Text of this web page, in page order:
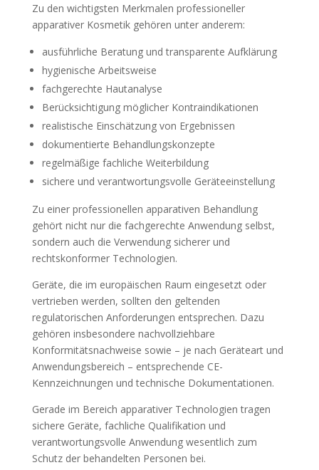
Zu den wichtigsten Merkmalen professioneller
apparativer Kosmetik gehören unter anderem:
ausführliche Beratung und transparente Aufklärung
hygienische Arbeitsweise
fachgerechte Hautanalyse
Berücksichtigung möglicher Kontraindikationen
realistische Einschätzung von Ergebnissen
dokumentierte Behandlungskonzepte
regelmäßige fachliche Weiterbildung
sichere und verantwortungsvolle Geräteeinstellung
Zu einer professionellen apparativen Behandlung
gehört nicht nur die fachgerechte Anwendung selbst,
sondern auch die Verwendung sicherer und
rechtskonformer Technologien.
Geräte, die im europäischen Raum eingesetzt oder
vertrieben werden, sollten den geltenden
regulatorischen Anforderungen entsprechen. Dazu
gehören insbesondere nachvollziehbare
Konformitätsnachweise sowie – je nach Geräteart und
Anwendungsbereich – entsprechende CE-
Kennzeichnungen und technische Dokumentationen.
Gerade im Bereich apparativer Technologien tragen
sichere Geräte, fachliche Qualifikation und
verantwortungsvolle Anwendung wesentlich zum
Schutz der behandelten Personen bei.